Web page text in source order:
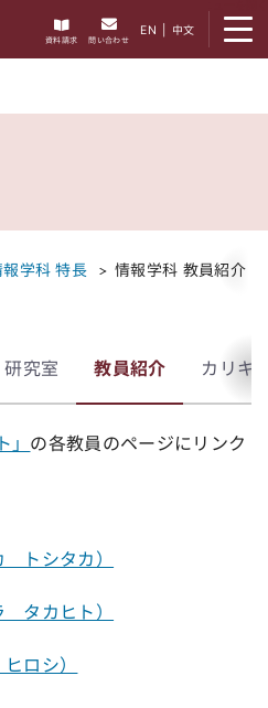
資料請求 問い合わせ
EN 中文
報学科 特長 情報学科 教員紹介
研究室 教員紹介 カリキ
」 の各教員のページにリンク
トシタカ）
タカヒト）
ロシ）